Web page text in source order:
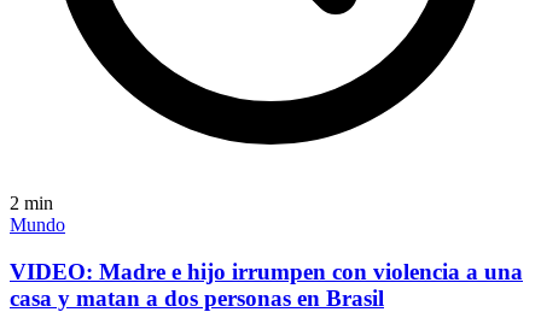
2 min
Mundo
VIDEO: Madre e hijo irrumpen con violencia a una
casa y matan a dos personas en Brasil